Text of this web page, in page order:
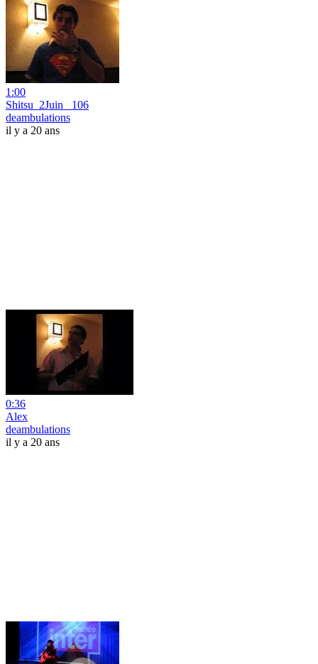
1:00
Shitsu_2Juin_ 106
deambulations
il y a 20 ans
0:36
Alex
deambulations
il y a 20 ans